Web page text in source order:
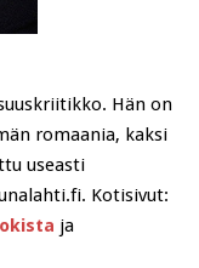
Hän on
romaania, kaksi
useasti
Kotisivut:
ja